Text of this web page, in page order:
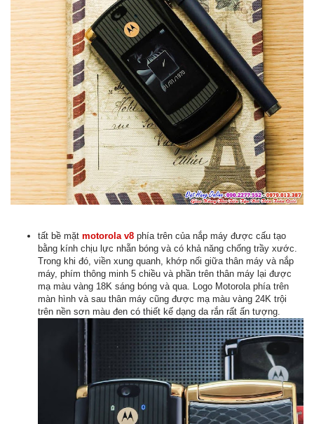
tất bề mặt motorola v8 phía trên của nắp máy được cấu tạo
bằng kính chịu lực nhẵn bóng và có khả năng chống trầy xước.
Trong khi đó, viền xung quanh, khớp nối giữa thân máy và nắp
máy, phím thông minh 5 chiều và phần trên thân máy lại được
mạ màu vàng 18K sáng bóng và qua. Logo Motorola phía trên
màn hình và sau thân máy cũng được mạ màu vàng 24K trội
trên nền sơn màu đen có thiết kế dạng da rắn rất ấn tượng.